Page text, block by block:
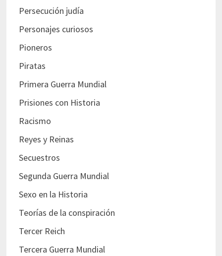
Persecución judía
Personajes curiosos
Pioneros
Piratas
Primera Guerra Mundial
Prisiones con Historia
Racismo
Reyes y Reinas
Secuestros
Segunda Guerra Mundial
Sexo en la Historia
Teorías de la conspiración
Tercer Reich
Tercera Guerra Mundial